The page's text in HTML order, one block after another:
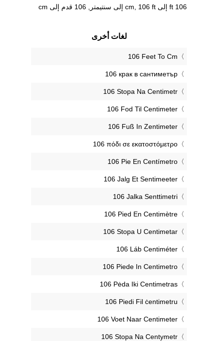
106 ft إلى cm, 106 ft إلى سنتيمتر, 106 قدم إلى cm
لغات أخرى
‎106 Feet To Cm
‎106 крак в сантиметър
‎106 Stopa Na Centimetr
‎106 Fod Til Centimeter
‎106 Fuß In Zentimeter
‎106 πόδι σε εκατοστόμετρο
‎106 Pie En Centímetro
‎106 Jalg Et Sentimeeter
‎106 Jalka Senttimetri
‎106 Pied En Centimètre
‎106 Stopa U Centimetar
‎106 Láb Centiméter
‎106 Piede In Centimetro
‎106 Pėda Iki Centimetras
‎106 Piedi Fil ċentimetru
‎106 Voet Naar Centimeter
‎106 Stopa Na Centymetr